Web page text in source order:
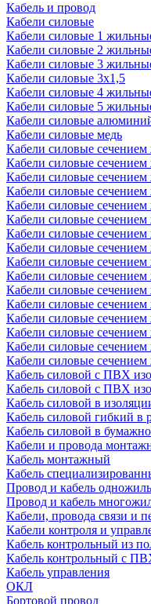
Кабель и провод
Кабели силовые
Кабели силовые 1
Кабели силовые 2
Кабели силовые 3
Кабели силовые 3х1,5
Кабели силовые 4
Кабели силовые 5
Кабели силовые
Кабели силовые медь
Кабели силовые
Кабели силовые
Кабели силовые
Кабели силовые
Кабели силовые
Кабели силовые
Кабели силовые
Кабели силовые
Кабели силовые
Кабели силовые
Кабели силовые
Кабели силовые
Кабели силовые
Кабели силовые
Кабели силовые
Кабели силовые
Кабель силовой с ПВХ
Кабель силовой с ПВХ
Кабель силовой в
Кабель силовой гибкий в
Кабель силовой в
Кабели и провода
Кабель монтажный
Кабель
Провод и кабель
Провод и кабель
Кабели, провода связи и
Кабели контроля и
Кабель контрольный из
Кабель контрольный с
Кабель управления
ОКЛ
Бортовой провод